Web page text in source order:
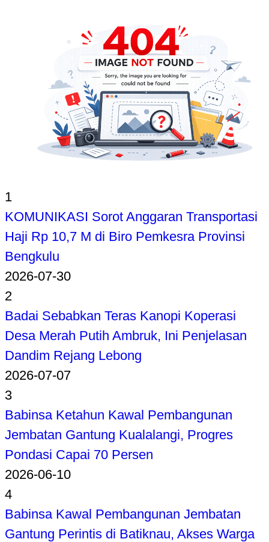
1
KOMUNIKASI Sorot Anggaran Transportasi
Haji Rp 10,7 M di Biro Pemkesra Provinsi
Bengkulu
2026-07-30
2
Badai Sebabkan Teras Kanopi Koperasi
Desa Merah Putih Ambruk, Ini Penjelasan
Dandim Rejang Lebong
2026-07-07
3
Babinsa Ketahun Kawal Pembangunan
Jembatan Gantung Kualalangi, Progres
Pondasi Capai 70 Persen
2026-06-10
4
Babinsa Kawal Pembangunan Jembatan
Gantung Perintis di Batiknau, Akses Warga